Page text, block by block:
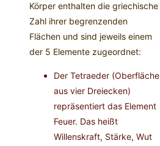
Körper enthalten die griechische
Zahl ihrer begrenzenden
Flächen und sind jeweils einem
der 5 Elemente zugeordnet:
Der Tetraeder (Oberfläche
aus vier Dreiecken)
repräsentiert das Element
Feuer. Das heißt
Willenskraft, Stärke, Wut